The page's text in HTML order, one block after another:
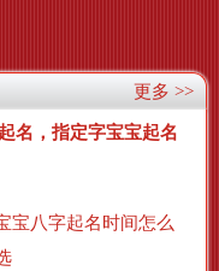
更多 >>
名，指定字宝宝起名